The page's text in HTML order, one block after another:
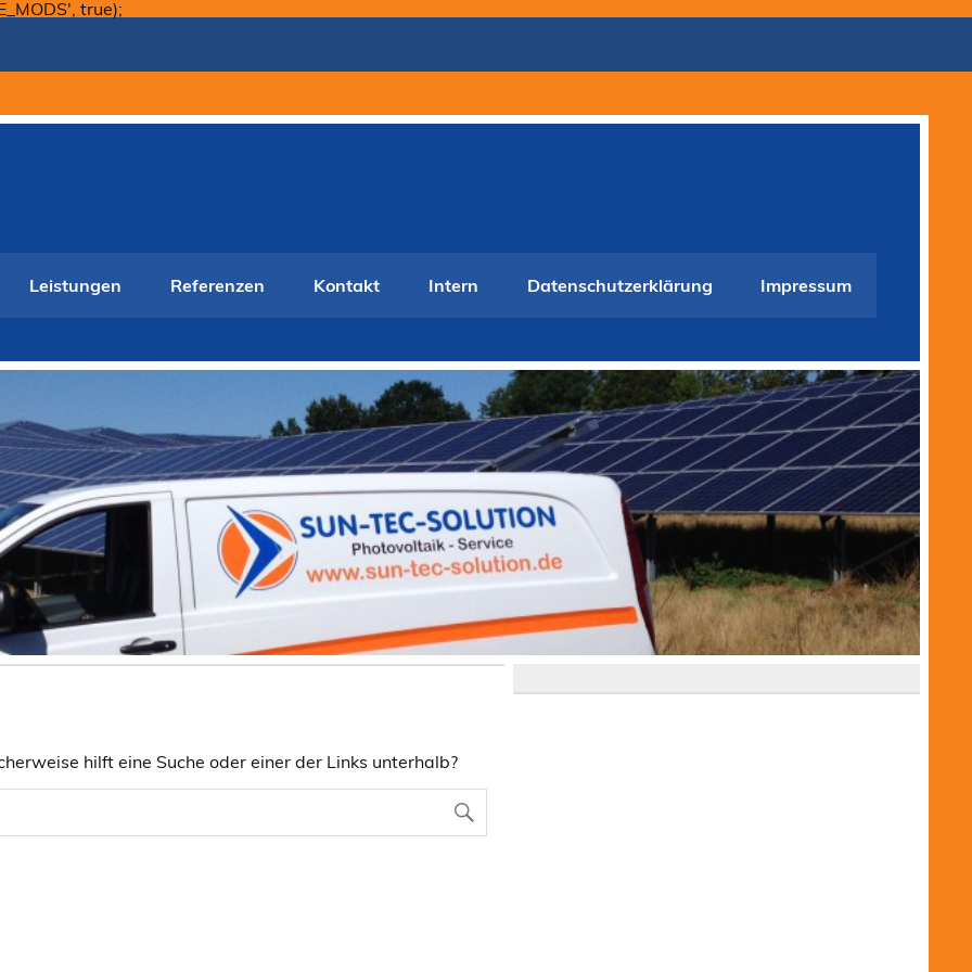
true);
Leistungen Referenzen Kontakt Intern Datenschutzerklärung Impressum
hilft eine Suche oder einer der Links unterhalb?